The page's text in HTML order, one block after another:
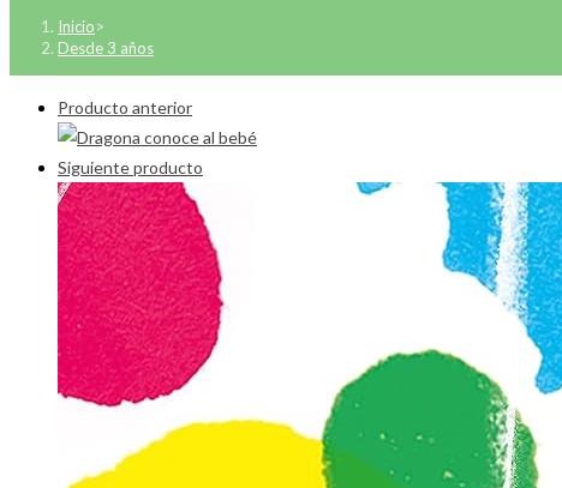
Inicio>
Desde 3 años
Producto anterior
Siguiente producto